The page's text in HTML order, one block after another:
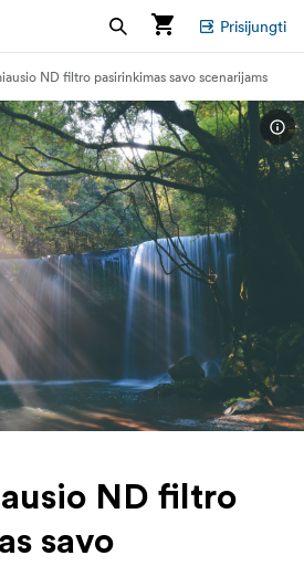
Prisijungti
ND filtro pasirinkimas savo scenarijams
ND filtro
savo